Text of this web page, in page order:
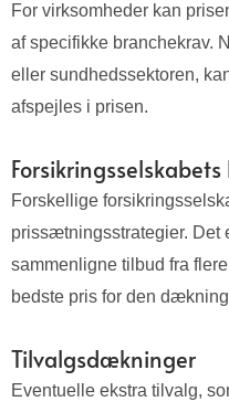
For virksomheder kan
af specifikke branchekrav.
eller sundhedssektoren,
afspejles i prisen.
Forskellige
prissætningsstrategier. Det
sammenligne tilbud fra
bedste pris for den
Tilvalgsdækninger
Eventuelle ekstra tilvalg,